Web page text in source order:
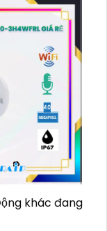
khác đang